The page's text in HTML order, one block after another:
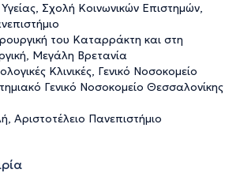
Σχολή Κοινωνικών Επιστημών,
του Καταρράκτη και στη
Μεγάλη Βρετανία
Κλινικές, Γενικό Νοσοκομείο
Γενικό Νοσοκομείο Θεσσαλονίκης
Αριστοτέλειο Πανεπιστήμιο